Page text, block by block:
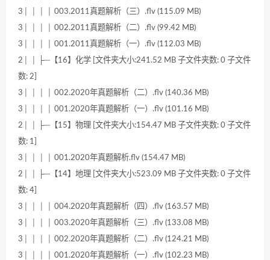
3│ │ │ │ 003.2011真题解析（三）.flv (115.09 MB)
3│ │ │ │ 002.2011真题解析（二）.flv (99.42 MB)
3│ │ │ │ 001.2011真题解析（一）.flv (112.03 MB)
2│ │ ├─【16】化学 [文件夹大小:241.52 MB 子文件夹数: 0 子文件
数: 2]
3│ │ │ │ 002.2020年真题解析（二）.flv (140.36 MB)
3│ │ │ │ 001.2020年真题解析（一）.flv (101.16 MB)
2│ │ ├─【15】物理 [文件夹大小:154.47 MB 子文件夹数: 0 子文件
数: 1]
3│ │ │ │ 001.2020年真题解析.flv (154.47 MB)
2│ │ ├─【14】地理 [文件夹大小:523.09 MB 子文件夹数: 0 子文件
数: 4]
3│ │ │ │ 004.2020年真题解析（四）.flv (163.57 MB)
3│ │ │ │ 003.2020年真题解析（三）.flv (133.08 MB)
3│ │ │ │ 002.2020年真题解析（二）.flv (124.21 MB)
3│ │ │ │ 001.2020年真题解析（一）.flv (102.23 MB)